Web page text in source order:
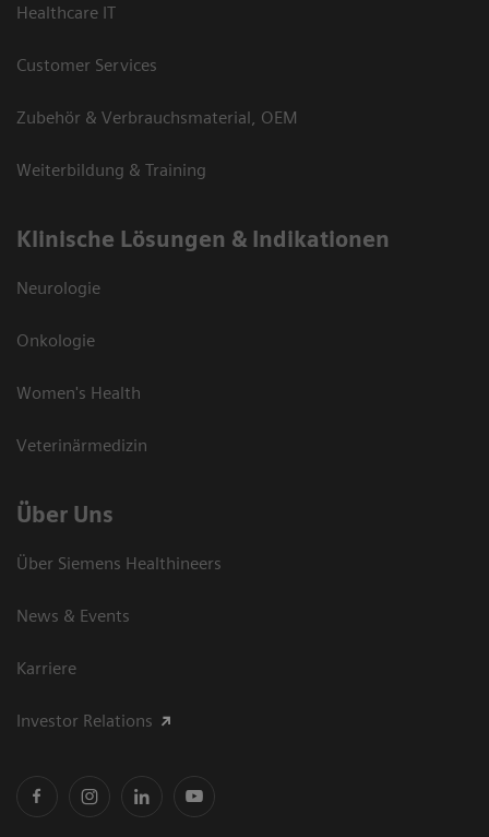
Healthcare IT
Customer Services
Zubehör & Verbrauchsmaterial, OEM
Weiterbildung & Training
Klinische Lösungen & Indikationen
Neurologie
Onkologie
Women's Health
Veterinärmedizin
Über Uns
Über Siemens Healthineers
News & Events
Karriere
Investor Relations